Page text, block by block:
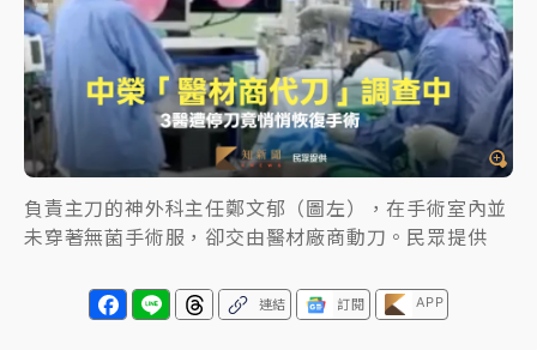
白海豚逼近！北市水門只出不進 未移置車輛最高罰
4800＋拖吊費
負責主刀的神外科主任鄭文郁（圖左），在手術室內並
未穿著無菌手術服，卻交由醫材廠商動刀。民眾提供
連結 訂閱 APP